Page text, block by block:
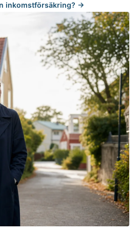
inkomstförsäkring? →